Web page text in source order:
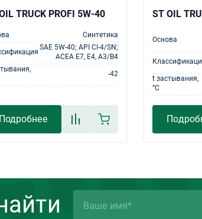
TRUCK PROFI 5W-40
Синтетика
SAE 5W-40; API CI-4/SN;
ACEA E7, E4, A3/B4
-42
Подробнее
ST OIL
Основа
t застывания,
°С